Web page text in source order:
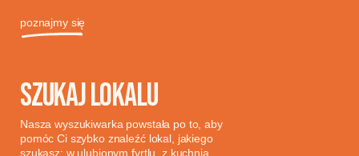
poznajmy się
SZUKAJ LOKALU
Nasza wyszukiwarka powstała po to, aby
pomóc Ci szybko znaleźć lokal, jakiego
szukasz: w ulubionym fyrtlu, z kuchnią,